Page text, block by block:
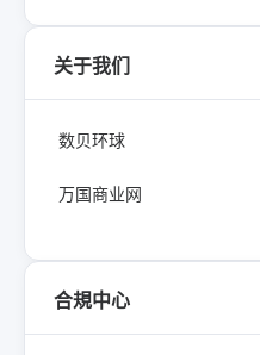
关于我们
数贝环球
万国商业网
合規中心